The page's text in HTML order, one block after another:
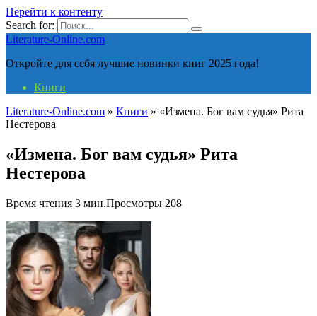
Перейти к контенту
Search for:
Literature-Online.com
Откройте для себя лучшие новинки книг 2025 года!
Книги
Literature-Online.com » Книги » «Измена. Бог вам судья» Рита
Нестерова
«Измена. Бог вам судья» Рита
Нестерова
Время чтения 3 мин.Просмотры 208